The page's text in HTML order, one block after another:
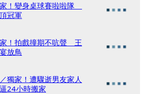
！變身桌球賽啦啦隊
冠軍
！拍戲撞期不吭聲 王
放鳥
獨家！遭驟逝男友家人
24小時搬家